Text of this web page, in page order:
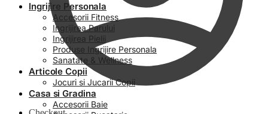
Ingrijire Personala
Accesorii Fitness
Ingrijirea Parului
Ingrijirea Pielii
Produse Ingrijire Personala
Sanatate & Wellness
Articole Copii
Jocuri si Jucarii Copii
Casa si Gradina
Accesorii Baie